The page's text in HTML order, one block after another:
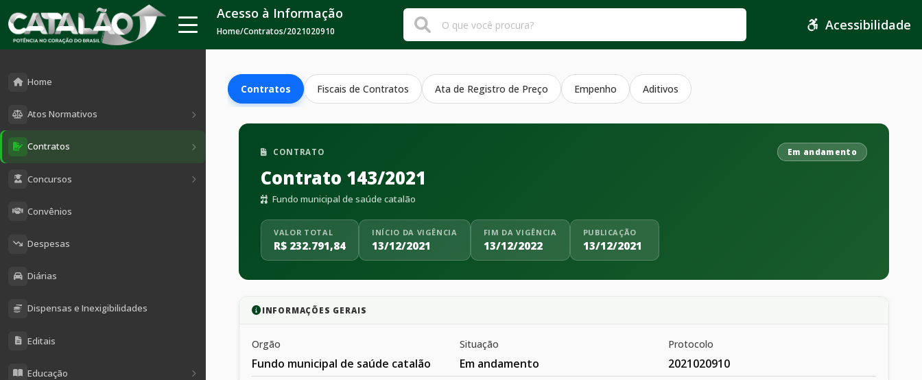
Home
Atos Normativos
Contratos
Concursos
Convênios
Despesas
Diárias
Dispensas e Inexigibilidades
Editais
Educação
Acesso à Informação
Home/Contratos/2021020910 Acessibilidade
Contratos Fiscais de Contratos Ata de Registro de Preço Empenho Aditivos
CONTRATO Em andamento
Contrato 143/2021
Fundo municipal de saúde catalão
VALOR TOTAL
R$ 232.791,84
INÍCIO DA VIGÊNCIA
13/12/2021
FIM DA VIGÊNCIA
13/12/2022
PUBLICAÇÃO
13/12/2021
INFORMAÇÕES GERAIS
Orgão
Fundo municipal de saúde catalão
Situação
Em andamento
Protocolo
2021020910